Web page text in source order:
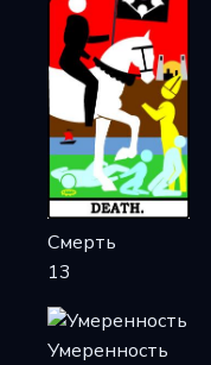
Смерть
13
Умеренность